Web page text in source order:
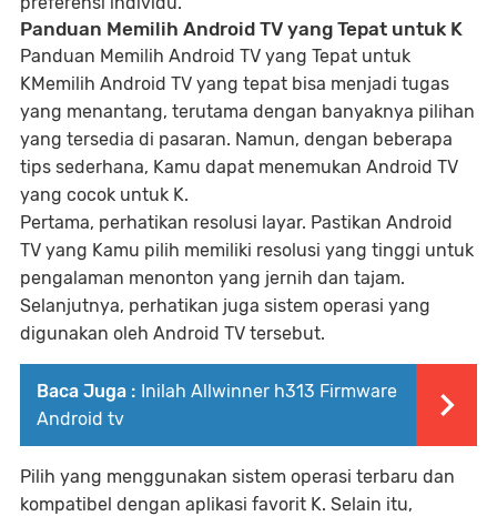
Panduan Memilih Android TV yang Tepat untuk K
Panduan Memilih Android TV yang Tepat untuk
KMemilih Android TV yang tepat bisa menjadi tugas
yang menantang, terutama dengan banyaknya pilihan
yang tersedia di pasaran. Namun, dengan beberapa
tips sederhana, Kamu dapat menemukan Android TV
yang cocok untuk K.
Pertama, perhatikan resolusi layar. Pastikan Android
TV yang Kamu pilih memiliki resolusi yang tinggi untuk
pengalaman menonton yang jernih dan tajam.
Selanjutnya, perhatikan juga sistem operasi yang
digunakan oleh Android TV tersebut.
Baca Juga : Inilah Allwinner h313 Firmware
Android tv
Pilih yang menggunakan sistem operasi terbaru dan
kompatibel dengan aplikasi favorit K. Selain itu,